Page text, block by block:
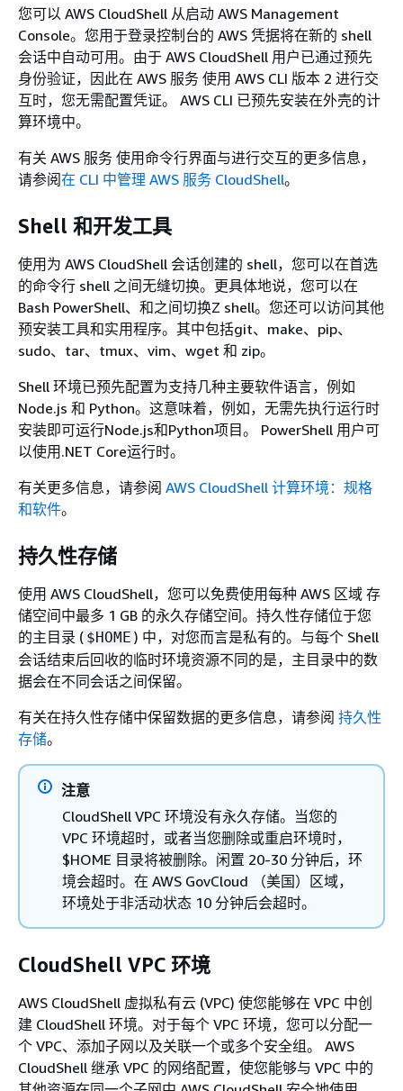
您可以 AWS CloudShell 从启动 AWS Management
Console。您用于登录控制台的 AWS 凭据将在新的 shell
会话中自动可用。由于 AWS CloudShell 用户已通过预先
身份验证，因此在 AWS 服务 使用 AWS CLI 版本 2 进行交
互时，您无需配置凭证。 AWS CLI 已预先安装在外壳的计
算环境中。
有关 AWS 服务 使用命令行界面与进行交互的更多信息，
请参阅在 CLI 中管理 AWS 服务 CloudShell。
Shell 和开发工具
使用为 AWS CloudShell 会话创建的 shell，您可以在首选
的命令行 shell 之间无缝切换。更具体地说，您可以在
Bash PowerShell、和之间切换Z shell。您还可以访问其他
预安装工具和实用程序。其中包括git、make、pip、
sudo、tar、tmux、vim、wget 和 zip。
Shell 环境已预先配置为支持几种主要软件语言，例如
Node.js 和 Python。这意味着，例如，无需先执行运行时
安装即可运行Node.js和Python项目。 PowerShell 用户可
以使用.NET Core运行时。
有关更多信息，请参阅 AWS CloudShell 计算环境：规格
和软件。
持久性存储
使用 AWS CloudShell，您可以免费使用每种 AWS 区域 存
储空间中最多 1 GB 的永久存储空间。持久性存储位于您
的主目录 ( $HOME ) 中，对您而言是私有的。与每个 Shell
会话结束后回收的临时环境资源不同的是，主目录中的数
据会在不同会话之间保留。
有关在持久性存储中保留数据的更多信息，请参阅 持久性
存储。
注意
CloudShell VPC 环境没有永久存储。当您的
VPC 环境超时，或者当您删除或重启环境时，
$HOME 目录将被删除。闲置 20-30 分钟后，环
境会超时。在 AWS GovCloud （美国）区域，
环境处于非活动状态 10 分钟后会超时。
CloudShell VPC 环境
AWS CloudShell 虚拟私有云 (VPC) 使您能够在 VPC 中创
建 CloudShell 环境。对于每个 VPC 环境，您可以分配一
个 VPC、添加子网以及关联一个或多个安全组。 AWS
CloudShell 继承 VPC 的网络配置，使您能够与 VPC 中的